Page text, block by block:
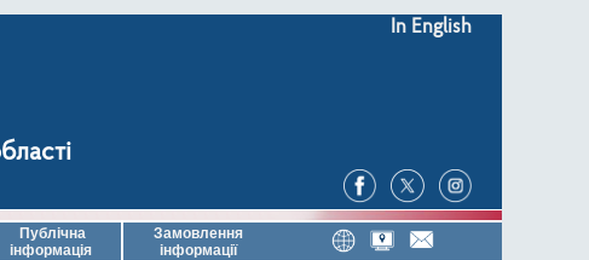
In English
Публічна
інформація
Замовлення
інформації